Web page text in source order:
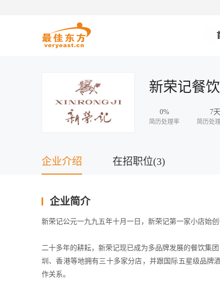
新荣记餐
0%
简历处理率
7天
简历处
企业介绍 在招职位(3)
企业简介
新荣记公元一九九五年十月一日，新荣记第一家小店始创
二十多年的耕耘，新荣记现已成为多品牌发展的餐饮集
圳、香港等地拥有三十多家分店，并跟国际五星级品牌
作关系。